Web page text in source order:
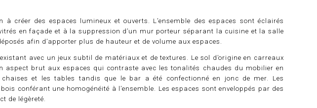
créer des espaces lumineux et ouverts. L’ensemble des espaces sont éclairés
en façade et à la suppression d’un mur porteur séparant la cuisine et la salle
afin d’apporter plus de hauteur et de volume aux espaces.
avec un jeux subtil de matériaux et de textures. Le sol d’origine en carreaux
aspect brut aux espaces qui contraste avec les tonalités chaudes du mobilier en
et les tables tandis que le bar a été confectionné en jonc de mer. Les
conférant une homogénéité à l’ensemble. Les espaces sont enveloppés par des
de légèreté.